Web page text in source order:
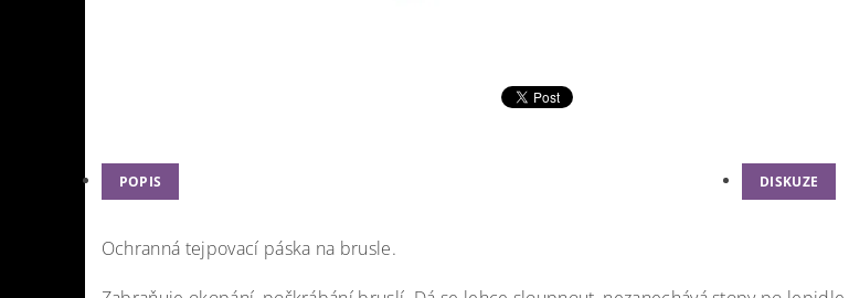
POPIS DISKUZE
Ochranná tejpovací páska na brusle.